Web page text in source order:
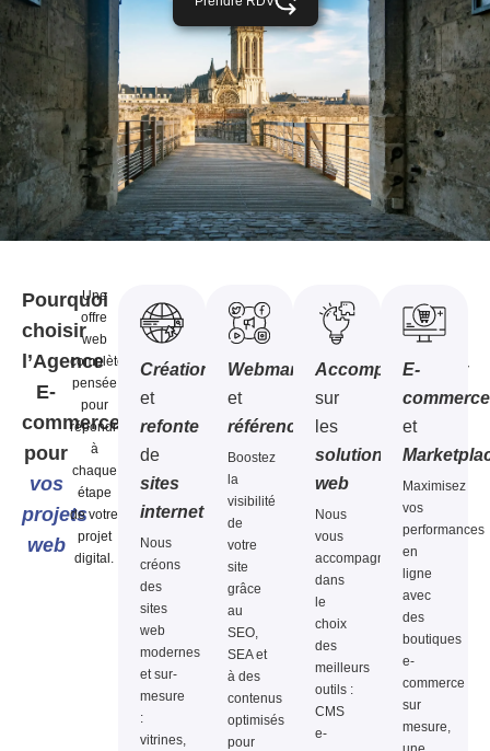
Pourquoi
choisir
l’Agence
E-
commerce
pour
vos
projets
web
Une
offre
web
complète,
pensée
pour
répondre
à
chaque
étape
de votre
projet
digital.
Création
et
refonte
de
sites
internet
Nous
créons
des
sites
web
modernes
et sur-
mesure
:
vitrines,
Webmarketing
et
référencement
Boostez
la
visibilité
de
votre
site
grâce
au
SEO,
SEA et
à des
contenus
optimisés
pour
Accompagnement
sur
les
solutions
web
Nous
vous
accompagnons
dans
le
choix
des
meilleurs
outils :
CMS
e-
E-
commerce
et
Maximisez
vos
performances
en
ligne
avec
des
boutiques
e-
commerce
sur
mesure,